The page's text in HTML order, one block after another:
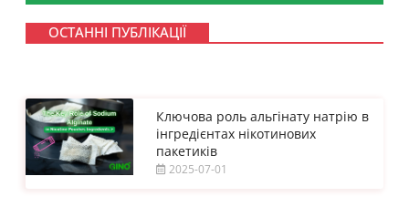
ОСТАННІ ПУБЛІКАЦІЇ
Ключова роль альгінату натрію в
інгредієнтах нікотинових
пакетиків
2025-07-01